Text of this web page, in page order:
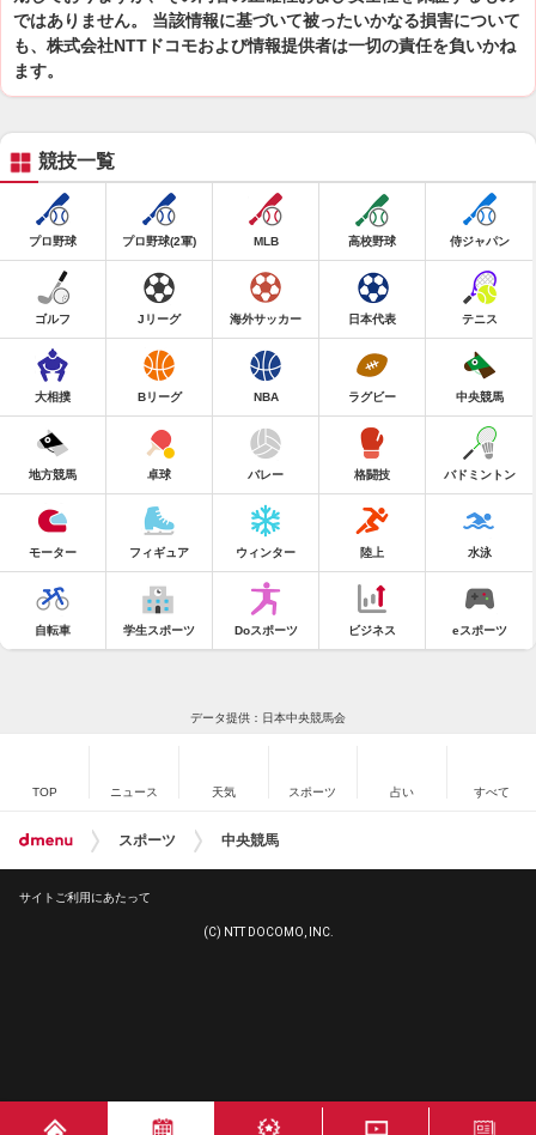
ではありません。 当該情報に基づいて被ったいかなる損害について
も、株式会社NTTドコモおよび情報提供者は一切の責任を負いかね
ます。
競技一覧
プロ野球 プロ野球(2軍) MLB 高校野球 侍ジャパン
ゴルフ Jリーグ 海外サッカー 日本代表 テニス
大相撲 Bリーグ NBA ラグビー 中央競馬
地方競馬 卓球 バレー 格闘技 バドミントン
モーター フィギュア ウィンター 陸上 水泳
自転車 学生スポーツ Doスポーツ ビジネス eスポーツ
データ提供：日本中央競馬会
TOP ニュース 天気 スポーツ 占い すべて
スポーツ 中央競馬
サイトご利用にあたって
(C) NTT DOCOMO, INC.